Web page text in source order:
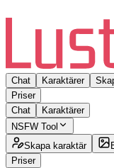
Chat Karaktärer
Priser
Chat
Karaktärer
NSFW Tool
Skapa karaktär
Priser